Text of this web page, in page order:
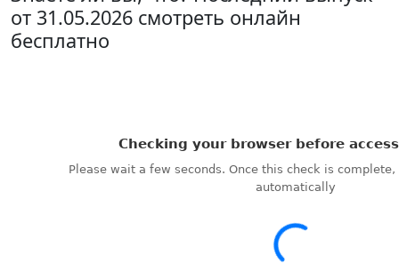
от 31.05.2026 смотреть онлайн
бесплатно